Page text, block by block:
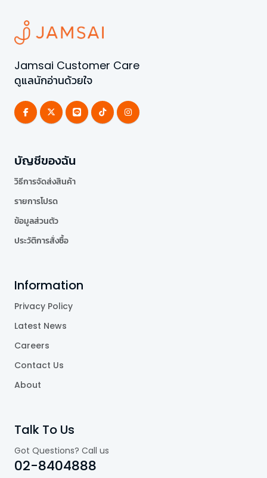
Jamsai Customer Care
ดูแลนักอ่านด้วยใจ
บัญชีของฉัน
วิธีการจัดส่งสินค้า
รายการโปรด
ข้อมูลส่วนตัว
ประวัติการสั่งซื้อ
Information
Privacy Policy
Latest News
Careers
Contact Us
About
Talk To Us
Got Questions? Call us
02-8404888